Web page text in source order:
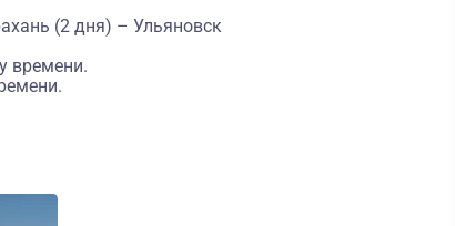
(2 дня) – Ульяновск
времени.